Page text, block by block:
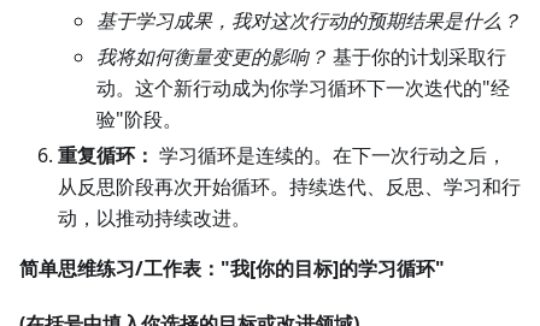
基于学习成果，我对这次行动的预期结果是什么？
我将如何衡量变更的影响？ 基于你的计划采取行
动。这个新行动成为你学习循环下一次迭代的"经
验"阶段。
重复循环： 学习循环是连续的。在下一次行动之后，
从反思阶段再次开始循环。持续迭代、反思、学习和行
动，以推动持续改进。
简单思维练习/工作表："我[你的目标]的学习循环"